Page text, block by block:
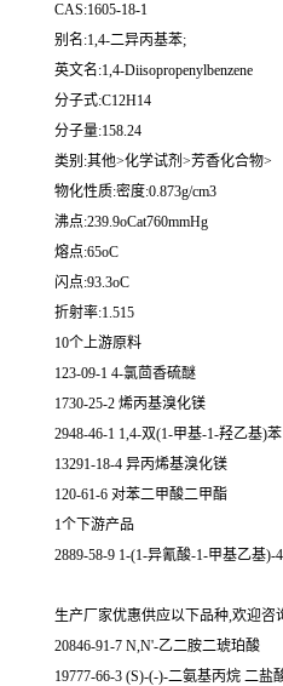
CAS:1605-18-1
别名:1,4-二异丙基苯;
英文名:1,4-Diisopropenylbenzene
分子式:C12H14
分子量:158.24
类别:其他>化学试剂>芳香化合物>
物化性质:密度:0.873g/cm3
沸点:239.9oCat760mmHg
熔点:65oC
闪点:93.3oC
折射率:1.515
10个上游原料
123-09-1 4-氯茴香硫醚
1730-25-2 烯丙基溴化镁
2948-46-1 1,4-双(1-甲基-1-羟乙基)苯
13291-18-4 异丙烯基溴化镁
120-61-6 对苯二甲酸二甲酯
1个下游产品
2889-58-9 1-(1-异氰酸-1-甲基乙基)-
生产厂家优惠供应以下品种,欢迎咨
20846-91-7 N,N'-乙二胺二琥珀酸
19777-66-3 (S)-(-)-二氨基丙烷 二盐